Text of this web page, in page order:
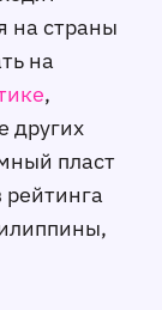
на страны
на
,
других
пласт